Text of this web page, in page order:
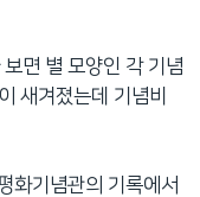
면 별 모양인 각 기념
새겨졌는데 기념비
화기념관의 기록에서